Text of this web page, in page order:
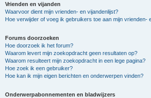
Vrienden en vijanden
Waarvoor dient mijn vrienden- en vijandenlijst?
Hoe verwijder of voeg ik gebruikers toe aan mijn vrienden-
Forums doorzoeken
Hoe doorzoek ik het forum?
Waarom levert mijn zoekopdracht geen resultaten op?
Waarom resulteert mijn zoekopdracht in een lege pagina?
Hoe zoek ik een gebruiker?
Hoe kan ik mijn eigen berichten en onderwerpen vinden?
Onderwerpabonnementen en bladwijzers